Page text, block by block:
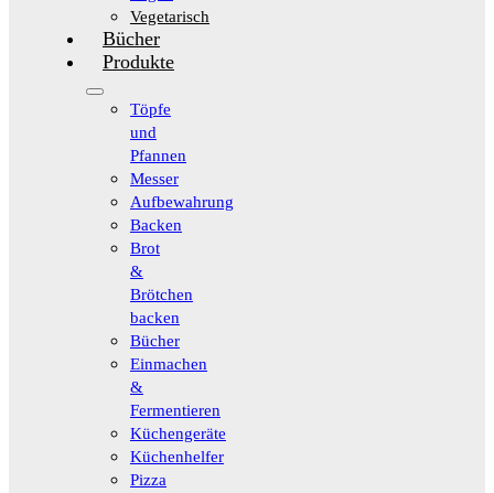
Vegetarisch
Bücher
Produkte
Töpfe
und
Pfannen
Messer
Aufbewahrung
Backen
Brot
&
Brötchen
backen
Bücher
Einmachen
&
Fermentieren
Küchengeräte
Küchenhelfer
Pizza